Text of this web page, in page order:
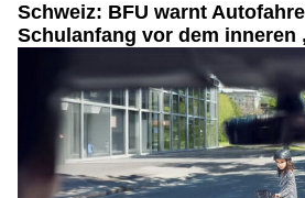
Schweiz: BFU warnt
Schulanfang vor dem inneren